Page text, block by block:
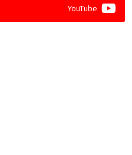
YouTube